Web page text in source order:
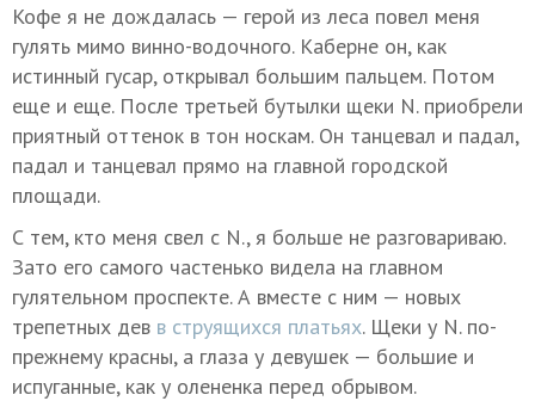
Кофе я не дождалась — герой из леса повел меня
гулять мимо винно-водочного. Каберне он, как
истинный гусар, открывал большим пальцем. Потом
еще и еще. После третьей бутылки щеки N. приобрели
приятный оттенок в тон носкам. Он танцевал и падал,
падал и танцевал прямо на главной городской
площади.
С тем, кто меня свел с N., я больше не разговариваю.
Зато его самого частенько видела на главном
гулятельном проспекте. А вместе с ним — новых
трепетных дев в струящихся платьях. Щеки у N. по-
прежнему красны, а глаза у девушек — большие и
испуганные, как у олененка перед обрывом.